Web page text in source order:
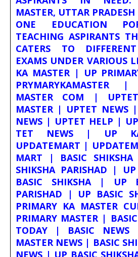
MASTER, UTTAR
ONE EDUCATION
TEACHING ASPIRANTS
CATERS TO
EXAMS UNDER VARIOUS
KA MASTER | UP
PRYMARYKAMASTER
MASTER COM |
MASTER | UPTET NEWS
NEWS | UPTET HELP |
TET NEWS | UP
UPDATEMART |
MART | BASIC
SHIKSHA PARISHAD |
BASIC SHIKSHA | UP
PARISHAD | UP BASIC
PRIMARY KA MASTER
PRIMARY MASTER |
TODAY | BASIC NEWS
MASTER NEWS | BASIC
NEWS | UP BASIC